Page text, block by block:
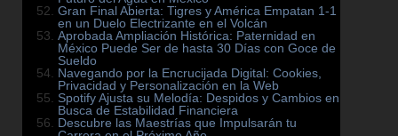
Gran Final Abierta: Tigres y América Empatan 1-1
en un Duelo Electrizante en el Volcán
Aprobada Ampliación Histórica: Paternidad en
México Puede Ser de hasta 30 Días con Goce de
Sueldo
Navegando por la Encrucijada Digital: Cookies,
Privacidad y Personalización en la Web
Spotify Ajusta su Melodía: Despidos y Cambios en
Busca de Estabilidad Financiera
Descubre las Maestrías que Impulsarán tu